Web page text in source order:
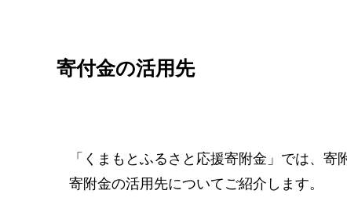
寄付金の活用先
「くまもとふるさと応援寄附金」では、寄
寄附金の活用先についてご紹介します。